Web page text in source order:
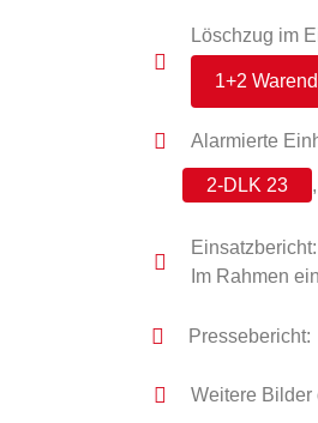
Löschzug im
1+2
Alarmierte
2-DLK 23 ,
Einsatzbericht:
Im Rahmen
Pressebericht:
Weitere Bilder